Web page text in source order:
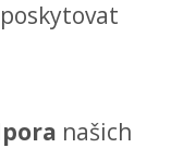
našich